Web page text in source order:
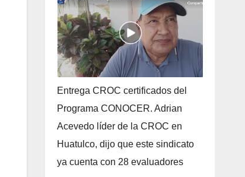
Entrega CROC certificados del
Programa CONOCER. Adrian
Acevedo líder de la CROC en
Huatulco, dijo que este sindicato
ya cuenta con 28 evaluadores